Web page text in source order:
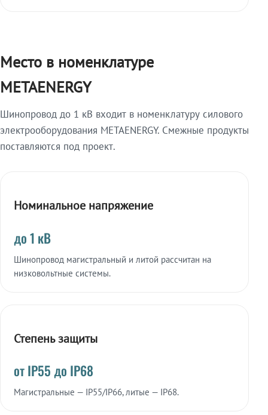
Место в номенклатуре
METAENERGY
Шинопровод до 1 кВ входит в номенклатуру силового
электрооборудования METAENERGY. Смежные продукты
поставляются под проект.
Номинальное напряжение
до 1 кВ
Шинопровод магистральный и литой рассчитан на
низковольтные системы.
Степень защиты
от IP55 до IP68
Магистральные — IP55/IP66, литые — IP68.